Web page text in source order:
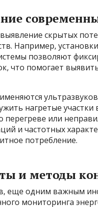
скрытых
Например,
позволяют
что помогает
нагретые
перегреве или
и частотных
потребление.
и методы
еще одним важным
мониторинга